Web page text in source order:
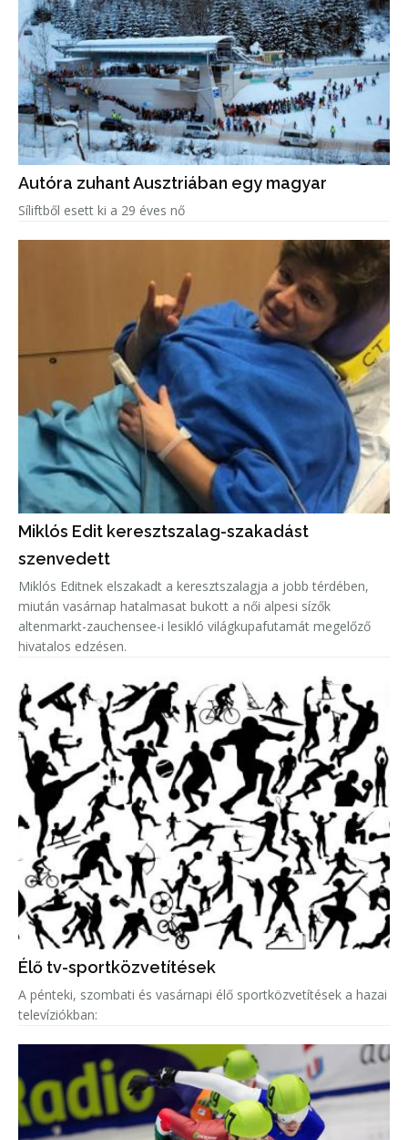
Autóra zuhant Ausztriában egy magyar
Síliftből esett ki a 29 éves nő
Miklós Edit keresztszalag-szakadást
szenvedett
Miklós Editnek elszakadt a keresztszalagja a jobb térdében,
miután vasárnap hatalmasat bukott a női alpesi sízők
altenmarkt-zauchensee-i lesikló világkupafutamát megelőző
hivatalos edzésen.
Élő tv-sportközvetítések
A pénteki, szombati és vasárnapi élő sportközvetítések a hazai
televíziókban: